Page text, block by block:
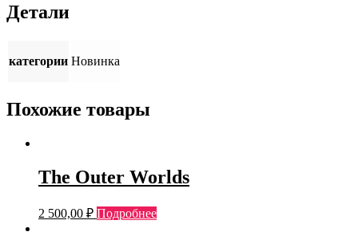
Детали
категории Новинка
Похожие товары
The Outer Worlds
2 500,00 ₽ Подробнее